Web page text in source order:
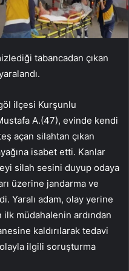
tabancadan çıkan
ilçesi Kurşunlu
A.(47), evinde kendi
açan silahtan çıkan
isabet etti. Kanlar
silah sesini duyup odaya
üzerine jandarma ve
Yaralı adam, olay yerine
müdahalenin ardından
kaldırılarak tedavi
olayla ilgili soruşturma